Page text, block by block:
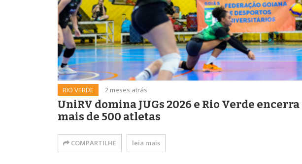
RIO VERDE 2 meses atrás
UniRV domina JUGs 2026 e Rio Verde
mais de 500 atletas
COMPARTILHE leia mais